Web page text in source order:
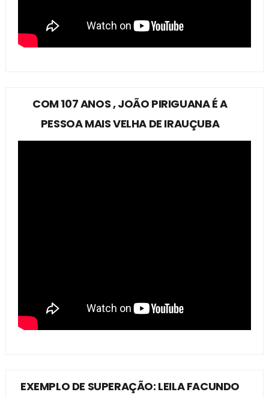
COM 107 ANOS , JOÃO PIRIGUANA É A
PESSOA MAIS VELHA DE IRAUÇUBA
EXEMPLO DE SUPERAÇÃO: LEILA FACUNDO